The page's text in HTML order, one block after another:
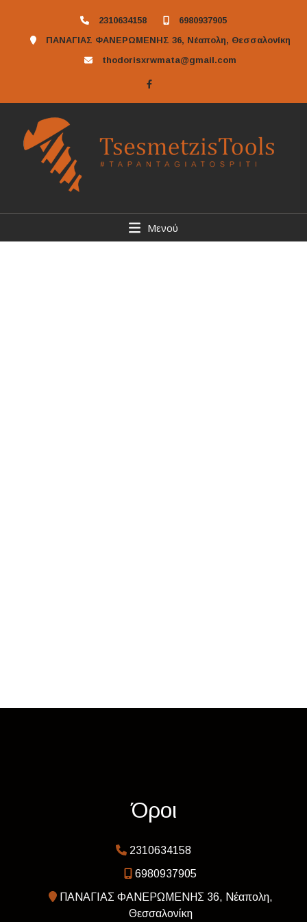
2310634158
6980937905
ΠΑΝΑΓΙΑΣ ΦΑΝΕΡΩΜΕΝΗΣ 36, Νέαπολη, Θεσσαλονίκη
thodorisxrwmata@gmail.com
Μενού
Όροι
2310634158
6980937905
ΠΑΝΑΓΙΑΣ ΦΑΝΕΡΩΜΕΝΗΣ 36, Νέαπολη,
Θεσσαλονίκη